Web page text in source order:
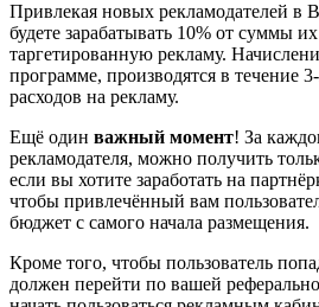
Привлекая новых рекламодателей в
будете зарабатывать 10% от суммы их
таргетированную рекламу.
программе, производятся в течение
расходов на рекламу.
Ещё один важный момент! За
рекламодателя, можно получить
если вы хотите заработать на
чтобы привлечённый вам
бюджет с самого начала размещения.
Кроме того, чтобы пользователь
должен перейти по вашей